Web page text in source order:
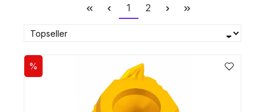
Seite
1 Seite
2
Rabatt
%